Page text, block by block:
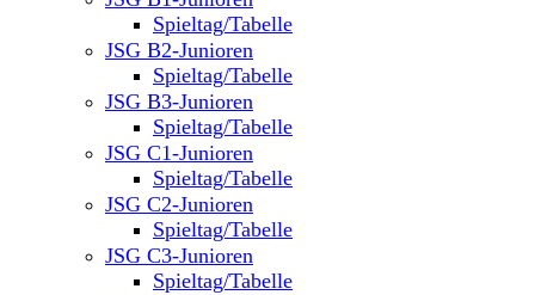
Spieltag/Tabelle
JSG B2-Junioren
Spieltag/Tabelle
JSG B3-Junioren
Spieltag/Tabelle
JSG C1-Junioren
Spieltag/Tabelle
JSG C2-Junioren
Spieltag/Tabelle
JSG C3-Junioren
Spieltag/Tabelle